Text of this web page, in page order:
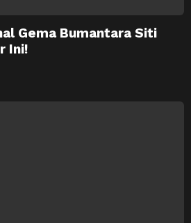
Gema Bumantara Siti
Ini!